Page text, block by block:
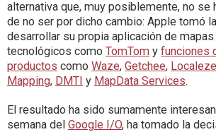
alternativa que, muy posiblemente, no se
de no ser por dicho cambio: Apple tomó
desarrollar su propia aplicación de
tecnológicos como TomTom y funciones
productos como Waze, Getchee, Localeze
Mapping, DMTI y MapData Services.
El resultado ha sido sumamente
semana del Google I/O, ha tomado la